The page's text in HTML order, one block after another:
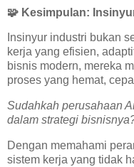
🧩 Kesimpulan:
Insinyur industri bukan
kerja yang efisien,
bisnis modern, mereka
proses yang hemat,
Sudahkah perusahaan
dalam strategi
Dengan memahami
sistem kerja yang tidak